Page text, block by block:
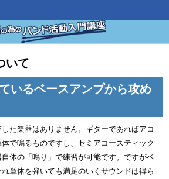
いて
いるベースアンプから攻め
た楽器はありません。ギターであればアコ
で鳴るものですし、セミアコースティック
体の「鳴り」で練習が可能です。ですがベ
単体を弾いても満足のいくサウンドは得ら